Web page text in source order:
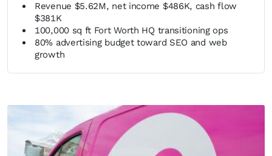
Revenue $5.62M, net income $486K, cash flow
$381K
100,000 sq ft Fort Worth HQ transitioning ops
80% advertising budget toward SEO and web
growth